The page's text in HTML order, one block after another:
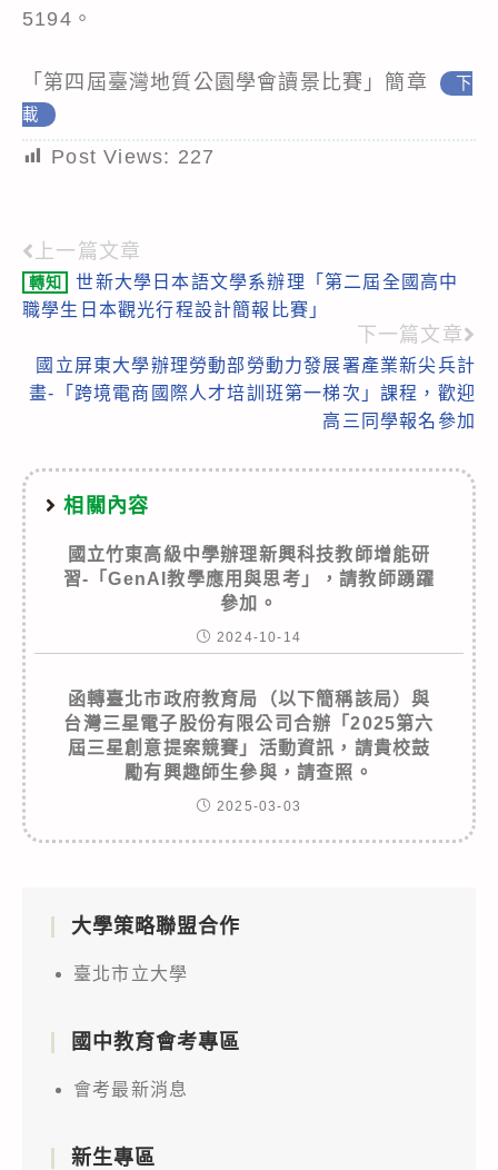
5194。
「第四屆臺灣地質公園學會讀景比賽」簡章
下
載
Post Views: 227
Read
more
上一篇文章
轉知
世新大學日本語文學系辦理「第二屆全國高中
職學生日本觀光行程設計簡報比賽」
下一篇文章
國立屏東大學辦理勞動部勞動力發展署產業新尖兵計
畫-「跨境電商國際人才培訓班第一梯次」課程，歡迎
高三同學報名參加
相關內容
國立竹東高級中學辦理新興科技教師增能研
習-「GenAI教學應用與思考」，請教師踴躍
參加。
2024-10-14
函轉臺北市政府教育局（以下簡稱該局）與
台灣三星電子股份有限公司合辦「2025第六
屆三星創意提案競賽」活動資訊，請貴校鼓
勵有興趣師生參與，請查照。
2025-03-03
大學策略聯盟合作
臺北市立大學
國中教育會考專區
會考最新消息
新生專區